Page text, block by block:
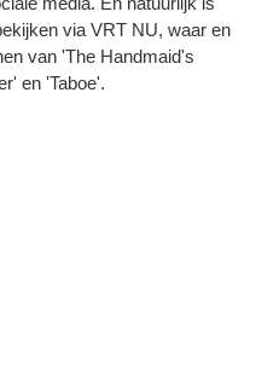
via VRT NU, waar en
van 'The Handmaid's
en 'Taboe'.